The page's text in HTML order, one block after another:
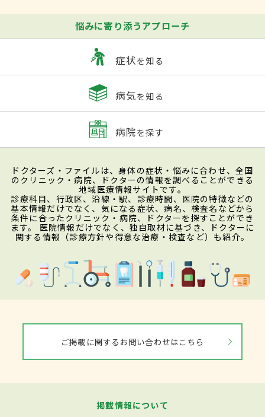
悩みに寄り添うアプローチ
症状を知る
病気を知る
病院を探す
ドクターズ・ファイルは、身体の症状・悩みに合わせ、全国
のクリニック・病院、ドクターの情報を調べることができる
地域医療情報サイトです。
診療科目、行政区、沿線・駅、診療時間、医院の特徴などの
基本情報だけでなく、気になる症状、病名、検査名などから
条件に合ったクリニック・病院、ドクターを探すことができ
ます。 医院情報だけでなく、独自取材に基づき、ドクターに
関する情報（診療方針や得意な治療・検査など）も紹介。
ご掲載に関するお問い合わせはこちら
掲載情報について